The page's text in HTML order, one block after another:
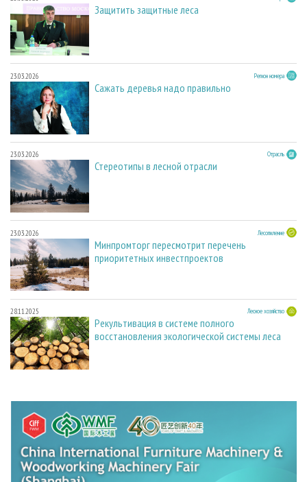
Защитить защитные леса
23.03.2026 Регион номера
Сажать деревья надо правильно
23.03.2026 Отрасль
Стереотипы в лесной отрасли
23.03.2026 Лесопиление
Минпромторг пересмотрит перечень
приоритетных инвестпроектов
28.11.2025 Лесное хозяйство
Рекультивация в системе полного
восстановления экологической системы леса